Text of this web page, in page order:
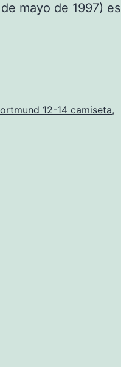
mayo de 1997) es
12-14 camiseta,